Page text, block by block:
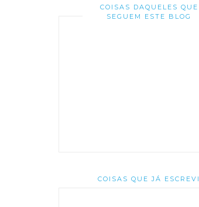
COISAS DAQUELES QUE
SEGUEM ESTE BLOG
COISAS QUE JÁ ESCREVI